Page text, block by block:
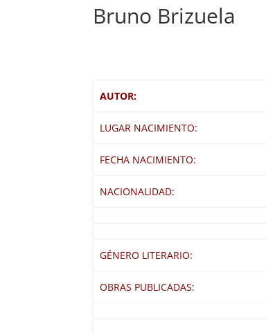
Bruno Brizuela
AUTOR:
LUGAR NACIMIENTO:
FECHA NACIMIENTO:
NACIONALIDAD:
GÉNERO LITERARIO:
OBRAS PUBLICADAS: